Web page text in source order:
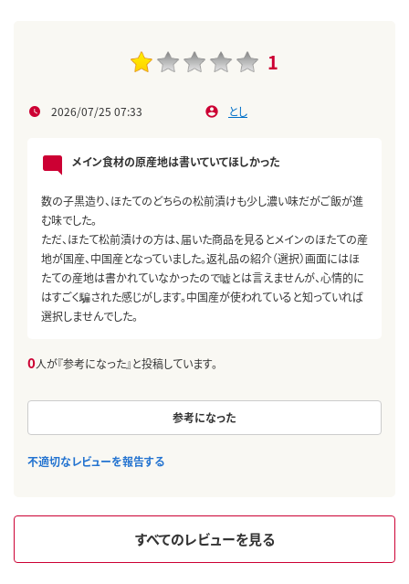
1
2026/07/25 07:33 とし
メイン食材の原産地は書いていてほしかった
数の子黒造り、ほたてのどちらの松前漬けも少し濃い味だがご飯が進
む味でした。
ただ、ほたて松前漬けの方は、届いた商品を見るとメインのほたての産
地が国産、中国産となっていました。返礼品の紹介（選択）画面にはほ
たての産地は書かれていなかったので嘘とは言えませんが、心情的に
はすごく騙された感じがします。中国産が使われていると知っていれば
選択しませんでした。
0人が『参考になった』と投稿しています。
参考になった
不適切なレビューを報告する
すべてのレビューを見る